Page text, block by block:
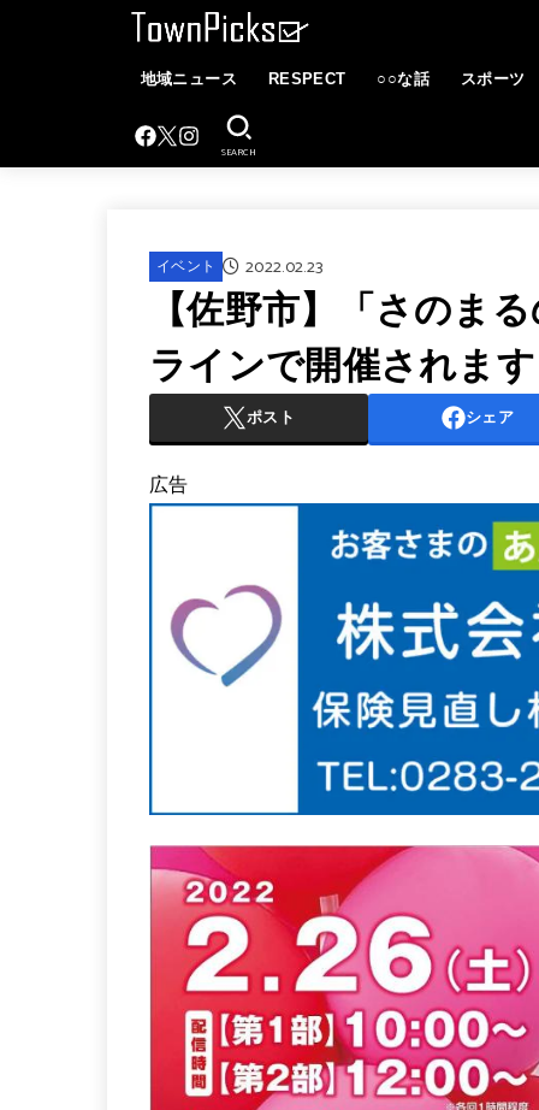
地域ニュース RESPECT ○○な話 スポーツ
SEARCH
イベント 2022.02.23
【佐野市】「さのま
ラインで開催されま
ポスト シェア
広告